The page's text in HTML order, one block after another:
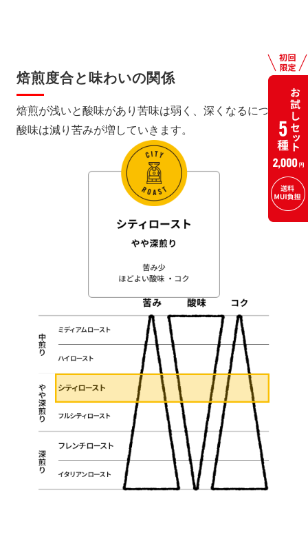
焙煎度合と味わいの関係
焙煎が浅いと酸味があり苦味は弱く、深くなるにつれて
酸味は減り苦みが増していきます。